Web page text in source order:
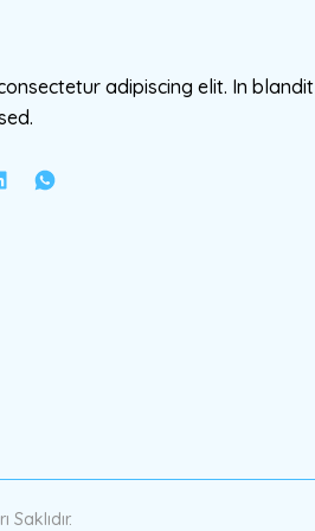
adipiscing elit. In blandit